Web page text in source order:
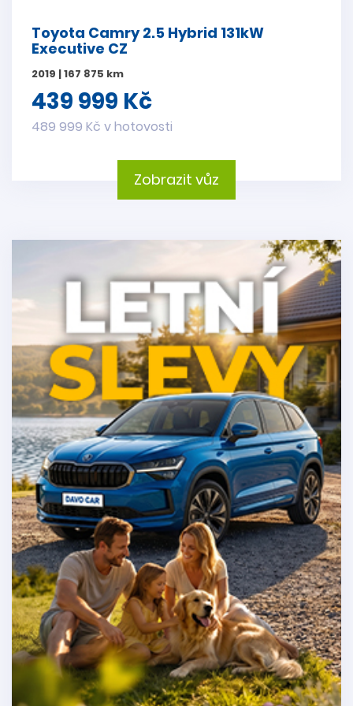
Toyota Camry 2.5 Hybrid 131kW
Executive CZ
2019 | 167 875 km
439 999 Kč
489 999 Kč v hotovosti
Zobrazit vůz